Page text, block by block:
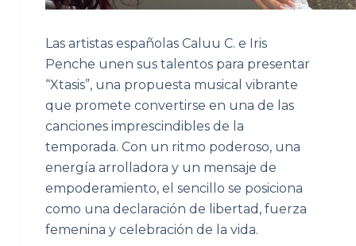
Las artistas españolas Caluu C. e Iris
Penche unen sus talentos para presentar
“Xtasis”, una propuesta musical vibrante
que promete convertirse en una de las
canciones imprescindibles de la
temporada. Con un ritmo poderoso, una
energía arrolladora y un mensaje de
empoderamiento, el sencillo se posiciona
como una declaración de libertad, fuerza
femenina y celebración de la vida.